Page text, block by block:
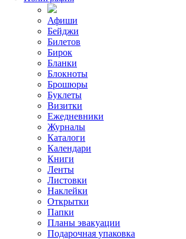
Афиши
Бейджи
Билетов
Бирок
Бланки
Блокноты
Брошюры
Буклеты
Визитки
Ежедневники
Журналы
Каталоги
Календари
Книги
Ленты
Листовки
Наклейки
Открытки
Папки
Планы эвакуации
Подарочная упаковка